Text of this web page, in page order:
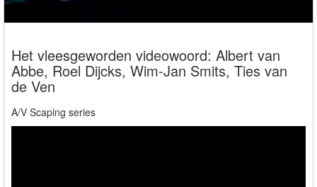
Het vleesgeworden videowoord: Albert van
Abbe, Roel Dijcks, Wim-Jan Smits, Ties van
de Ven
A/V Scaping series